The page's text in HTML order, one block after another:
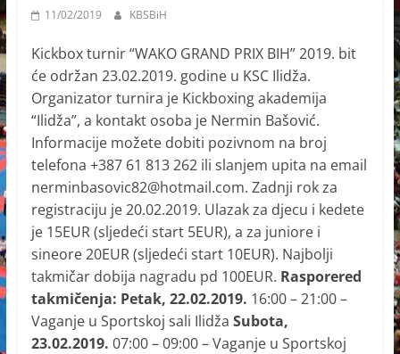
11/02/2019 KBSBiH
Kickbox turnir “WAKO GRAND PRIX BIH” 2019. bit
će održan 23.02.2019. godine u KSC Ilidža.
Organizator turnira je Kickboxing akademija
“Ilidža”, a kontakt osoba je Nermin Bašović.
Informacije možete dobiti pozivnom na broj
telefona +387 61 813 262 ili slanjem upita na email
nerminbasovic82@hotmail.com. Zadnji rok za
registraciju je 20.02.2019. Ulazak za djecu i kedete
je 15EUR (sljedeći start 5EUR), a za juniore i
sineore 20EUR (sljedeći start 10EUR). Najbolji
takmičar dobija nagradu pd 100EUR. Rasporered
takmičenja: Petak, 22.02.2019. 16:00 – 21:00 –
Vaganje u Sportskoj sali Ilidža Subota,
23.02.2019. 07:00 – 09:00 – Vaganje u Sportskoj